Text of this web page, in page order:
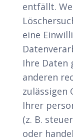
entfällt.
eine
Ihre Daten
anderen
zulässigen
Ihrer
(z. B.
oder